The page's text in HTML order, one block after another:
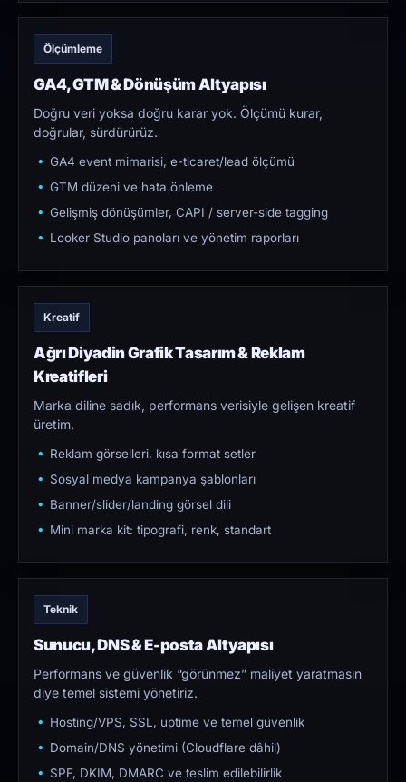
Ölçümleme
GA4, GTM & Dönüşüm Altyapısı
Doğru veri yoksa doğru karar yok. Ölçümü kurar,
doğrular, sürdürürüz.
GA4 event mimarisi, e-ticaret/lead ölçümü
GTM düzeni ve hata önleme
Gelişmiş dönüşümler, CAPI / server-side tagging
Looker Studio panoları ve yönetim raporları
Kreatif
Ağrı Diyadin Grafik Tasarım & Reklam
Kreatifleri
Marka diline sadık, performans verisiyle gelişen kreatif
üretim.
Reklam görselleri, kısa format setler
Sosyal medya kampanya şablonları
Banner/slider/landing görsel dili
Mini marka kit: tipografi, renk, standart
Teknik
Sunucu, DNS & E-posta Altyapısı
Performans ve güvenlik “görünmez” maliyet yaratmasın
diye temel sistemi yönetiriz.
Hosting/VPS, SSL, uptime ve temel güvenlik
Domain/DNS yönetimi (Cloudflare dâhil)
SPF, DKIM, DMARC ve teslim edilebilirlik